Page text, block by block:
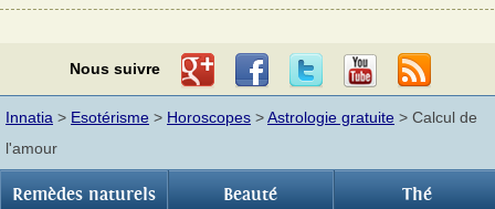
Nous suivre
Innatia > Esotérisme > Horoscopes >Astrologie gratuite > Calcul de
l'amour
Remèdes naturels Beauté Thé